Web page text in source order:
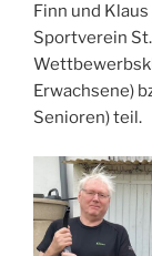
Finn und
Sportverein
Erwachsene)
Senioren) teil.